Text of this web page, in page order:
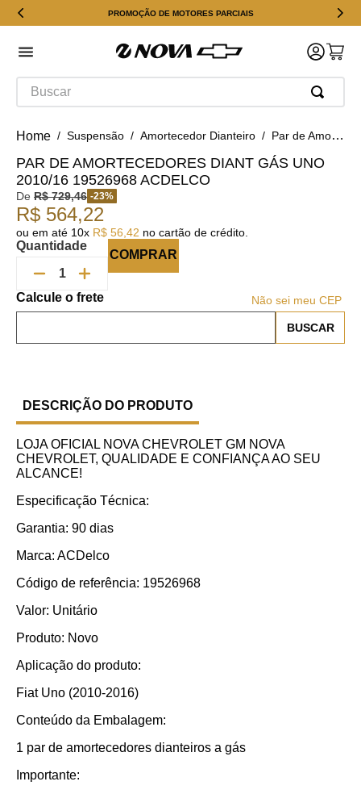
PROMOÇÃO DE MOTORES PARCIAIS
Buscar
Suspensão Amortecedor Dianteiro Par de Amortecedores Diant Gás Uno 2010/16 19526968 ACDelco
PAR DE AMORTECEDORES DIANT GÁS UNO
2010/16 19526968 ACDELCO
De R$ 729,46 -23%
R$ 564,22
ou em até 10x R$ 56 42 no cartão de crédito.
Quantidade
COMPRAR
Não sei meu CEP
DESCRIÇÃO DO PRODUTO
LOJA OFICIAL NOVA CHEVROLET GM NOVA
CHEVROLET, QUALIDADE E CONFIANÇA AO SEU
ALCANCE!
Especificação Técnica:
Garantia: 90 dias
Marca: ACDelco
Código de referência: 19526968
Valor: Unitário
Produto: Novo
Aplicação do produto:
Fiat Uno (2010-2016)
Conteúdo da Embalagem:
1 par de amortecedores dianteiros a gás
Importante: